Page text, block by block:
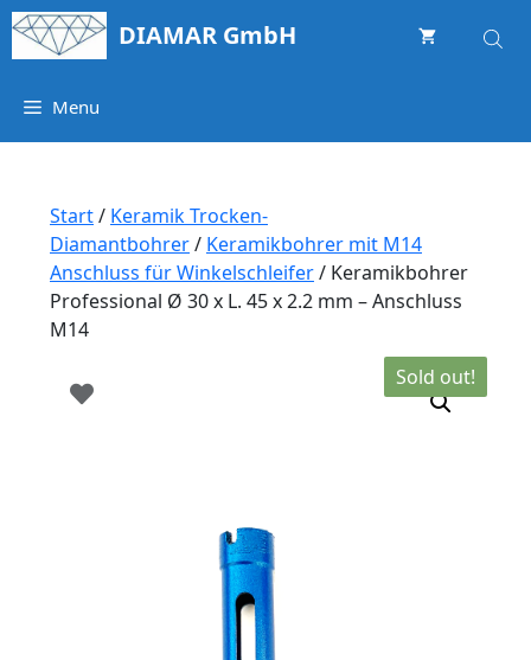
Springe
zum
DIAMAR GmbH
Menu
Start/ Keramik Trocken-
Diamantbohrer/ Keramikbohrer mit M14
Anschluss für Winkelschleifer/ Keramikbohrer
Professional Ø 30 x L. 45 x 2.2 mm – Anschluss
M14
Sold out!